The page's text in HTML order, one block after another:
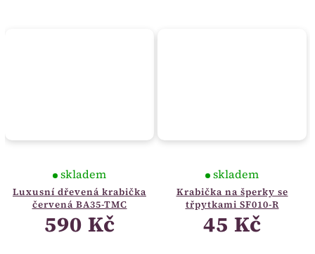
Luxusní dřevená krabička
červená BA35-TMC
skladem
590 Kč
Krabička na šperky se
třpytkami SF010-R
skladem
45 Kč